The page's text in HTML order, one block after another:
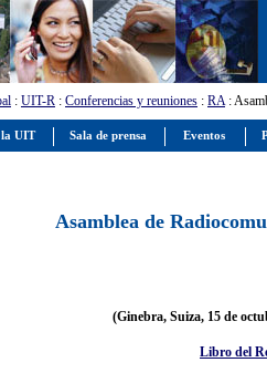
: UIT-R : Conferencias y reuniones : RA:
Asamblea de
(Ginebra, Suiza, 15 de
Libro del
la UIT Sala de prensa Eventos